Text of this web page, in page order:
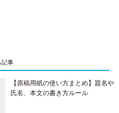
記事
【原稿用紙の使い方まとめ】題名や
氏名、本文の書き方ルール